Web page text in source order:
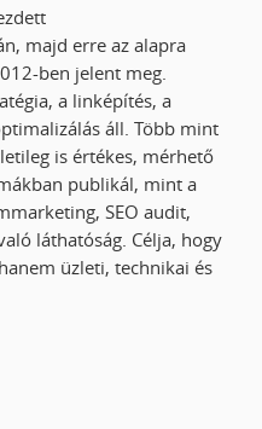
majd erre az alapra
ben jelent meg.
a linképítés, a
áll. Több mint
is értékes, mérhető
publikál, mint a
SEO audit,
láthatóság. Célja, hogy
üzleti, technikai és